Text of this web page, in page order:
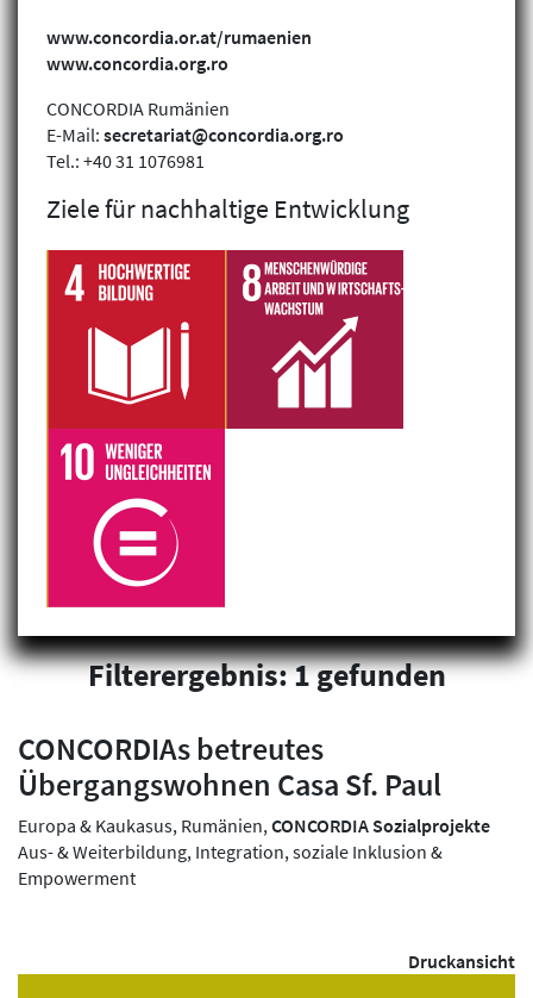
Klimagerechtigkeit
Geschlechtergerechtigkeit
Inklusion
Filterergebnis: 1 gefunden
CONCORDIAs betreutes
Übergangswohnen Casa Sf. Paul
Europa & Kaukasus, Rumänien, CONCORDIA Sozialprojekte
Aus- & Weiterbildung, Integration, soziale Inklusion &
Empowerment
Druckansicht
www.concordia.or.at/rumaenien
www.concordia.org.ro
CONCORDIA Rumänien
E-Mail: secretariat@concordia.org.ro
Tel.: +40 31 1076981
Ziele für nachhaltige Entwicklung